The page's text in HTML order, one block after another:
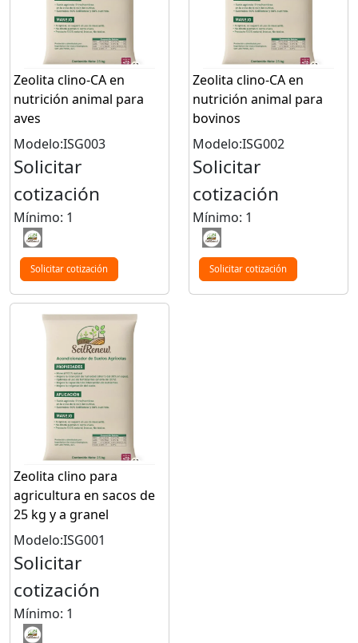
Zeolita clino-CA en
nutrición animal para
aves
Modelo:ISG003
Solicitar
cotización
Mínimo: 1
Solicitar cotización
Zeolita clino-CA en
nutrición animal para
bovinos
Modelo:ISG002
Solicitar
cotización
Mínimo: 1
Solicitar cotización
Zeolita clino para
agricultura en sacos de
25 kg y a granel
Modelo:ISG001
Solicitar
cotización
Mínimo: 1